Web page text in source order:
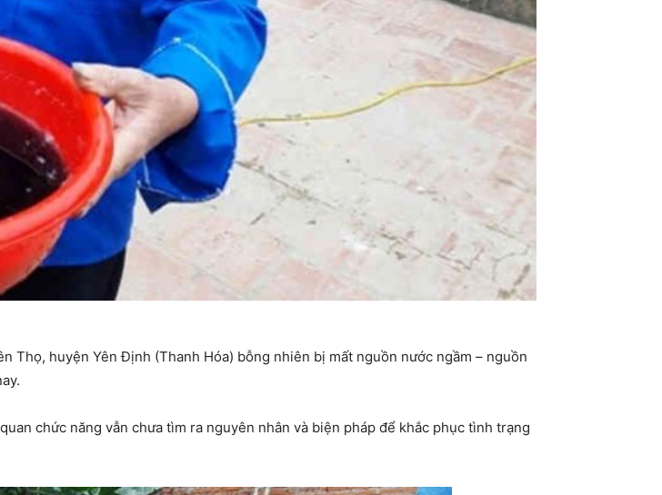
Thọ, huyện Yên Định (Thanh Hóa) bỗng nhiên bị mất nguồn nước ngầm – nguồn
chức năng vẫn chưa tìm ra nguyên nhân và biện pháp để khắc phục tình trạng